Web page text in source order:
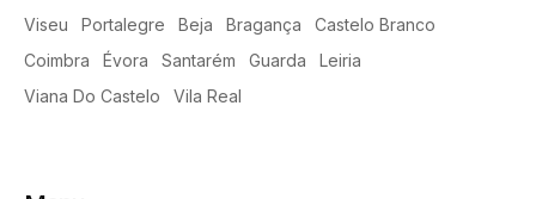
Viseu
Portalegre Beja Bragança
Castelo Branco
Coimbra
Évora Santarém Guarda
Leiria
Viana Do Castelo
Vila Real